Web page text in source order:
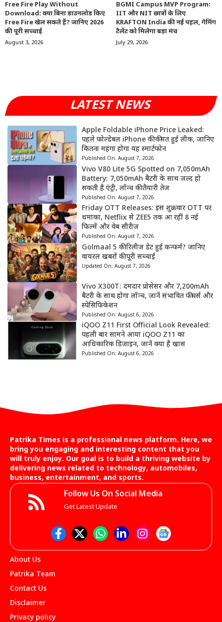
Free Fire Play Without
Download: क्या बिना डाउनलोड किए
Free Fire खेल सकते हैं? जानिए 2026
की पूरी सच्चाई
August 3, 2026
BGMI Campus MVP Program:
IIT और NIT छात्रों के लिए
KRAFTON India की नई पहल, गेमिंग
टैलेंट को मिलेगा बड़ा मंच
July 29, 2026
LATEST NEWS
Apple Foldable iPhone Price Leaked:
पहले फोल्डेबल iPhone की कीमत हुई लीक, जानिए
कितना महंगा होगा यह स्मार्टफोन
Published On: August 7, 2026
Vivo V80 Lite 5G Spotted on 7,050mAh
Battery: 7,050mAh बैटरी के साथ जल्द हो
सकती है एंट्री, लॉन्च की तैयारी तेज
Published On: August 7, 2026
Friday OTT Releases: इस शुक्रवार OTT पर
धमाका, Netflix से ZEE5 तक आ रहीं 8 नई
फिल्में और वेब सीरीज
Published On: August 7, 2026
Golmaal 5 की रिलीज डेट हुई कन्फर्म? जानिए
वायरल खबरों की पूरी सच्चाई
Updated On: August 7, 2026
Vivo X300T: दमदार प्रोसेसर और 7,200mAh
बैटरी के साथ होगा लॉन्च, जानें संभावित फीचर्स और
स्पेसिफिकेशन
Published On: August 6, 2026
iQOO Z11 First Official Look Revealed:
पहली बार सामने आया iQOO Z11 का
आधिकारिक डिजाइन, जानें क्या है खास
Published On: August 6, 2026
Patrika Times is a professional news platform. Here, we
bring you engaging and interesting content that you
will truly enjoy. Our goal is to build a thriving website by
delivering news related to technology, automobiles,
business, entertainment, and sports.
Follow Us On Social Media
Get Latest Update
About Us
Patrika Team
Contact Us
Disclaimer
Privacy policy